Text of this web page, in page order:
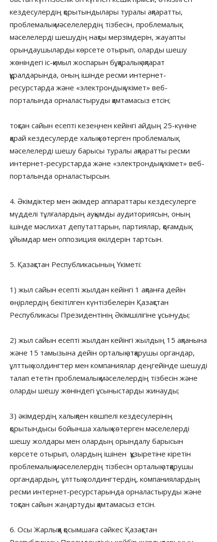
кездесулердің қорытындылары туралы ақпаратты,
проблемалық мәселелердің тізбесін, проблемалық
мәселелерді шешудің нақты мерзімдерін, жауапты
орындаушыларды көрсете отырып, оларды шешу
жөніндегі іс-қимыл жоспарын бұқаралық ақпарат
құралдарында, оның ішінде ресми интернет-
ресурстарда және «электрондық үкімет» веб-
порталында орналастыруды қамтамасыз етсін;
тоқсан сайын есепті кезеңнен кейінгі айдың 25-күніне
қарай кездесулерде халық көтерген проблемалық
мәселелерді шешу барысы туралы ақпаратты ресми
интернет-ресурстарда және «электрондық үкімет» веб-
порталында орналастырсын.
4. Әкімдіктер мен әкімдер аппараттары кездесулерге
мүдделі тұлғалардың ауқымды аудиториясын, оның
ішінде мәслихат депутаттарын, партиялар, қоғамдық
ұйымдар мен оппозиция өкілдерін тартсын.
5. Қазақстан Республикасының Үкіметі:
1) жыл сайын есепті жылдан кейінгі 1 ақпанға дейін
өңірлердің бекітілген күнтізбелерін Қазақстан
Республикасы Президентінің Әкімшілігіне ұсынуды;
2) жыл сайын есепті жылдан кейінгі жылдың 15 ақпанына
және 15 тамызына дейін орталық атқарушы органдар,
ұлттық холдингтер мен компаниялар деңгейінде шешуді
талап ететін проблемалық мәселелердің тізбесін және
оларды шешу жөніндегі ұсыныстарды жинауды;
3) әкімдердің халықпен көшпелі кездесулерінің
қорытындысы бойынша халық көтерген мәселелерді
шешу жолдары мен олардың орындалу барысын
көрсете отырып, олардың ішінен құзыретіне кіретін
проблемалық мәселелердің тізбесін орталық атқарушы
органдардың, ұлттық холдингтердің, компаниялардың
ресми интернет-ресурстарында орналастыруды және
тоқсан сайын жаңартуды қамтамасыз етсін.
6. Осы Жарлыққа қосымшаға сәйкес Қазақстан